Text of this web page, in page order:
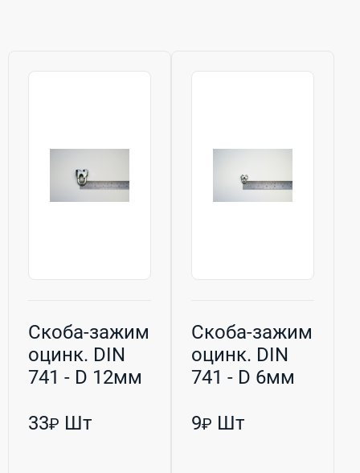
Скоба-зажим
оцинк. DIN
741 - D 12мм
33₽ Шт
Скоба-зажим
оцинк. DIN
741 - D 6мм
9₽ Шт